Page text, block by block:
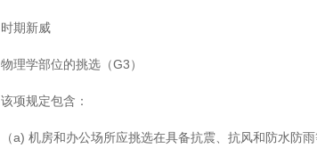
时期新威
物理学部位的挑选（G3）
该项规定包含：
（a) 机房和办公场所应挑选在具备抗震、抗风和防水防